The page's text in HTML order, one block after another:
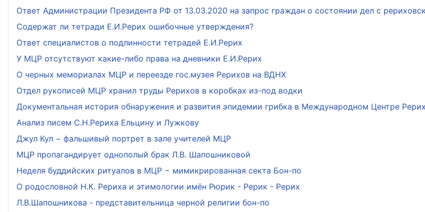
Ответ Администрации Президента РФ от 13.03.2020 на запрос граждан о состоянии дел с
Содержат ли тетради Е.И.Рерих ошибочные утверждения?
Ответ специалистов о подлинности тетрадей Е.И.Рерих
У МЦР отсутствуют какие-либо права на дневники Е.И.Рерих
О черных мемориалах МЦР и переезде гос.музея Рерихов на ВДНХ
Отдел рукописей МЦР хранил труды Рерихов в коробках из-под водки
Документальная история обнаружения и развития эпидемии грибка в Международном Центре
Анализ писем С.Н.Рериха Ельцину и Лужкову
Джул Кул − фальшивый портрет в зале учителей МЦР
МЦР пропагандирует однополый брак Л.В. Шапошниковой
Неделя буддийских ритуалов в МЦР − мимикрированная секта Бон-по
О родословной Н.К. Рериха и этимологии имён Рюрик - Рерик - Рерих
Л.В.Шапошникова - представительница черной религии бон-по